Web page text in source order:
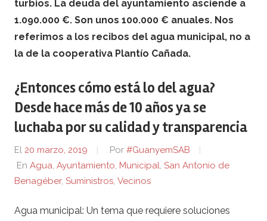
turbios. La deuda del ayuntamiento asciende a
1.090.000 €. Son unos 100.000 € anuales. Nos
referimos a los recibos del agua municipal, no a
la de la cooperativa Plantío Cañada.
¿Entonces cómo está lo del agua?
Desde hace más de 10 años ya se
luchaba por su calidad y transparencia
El 20 marzo, 2019 Por #GuanyemSAB
En Agua, Ayuntamiento, Municipal, San Antonio de
Benagéber, Suministros, Vecinos
Agua municipal: Un tema que requiere soluciones